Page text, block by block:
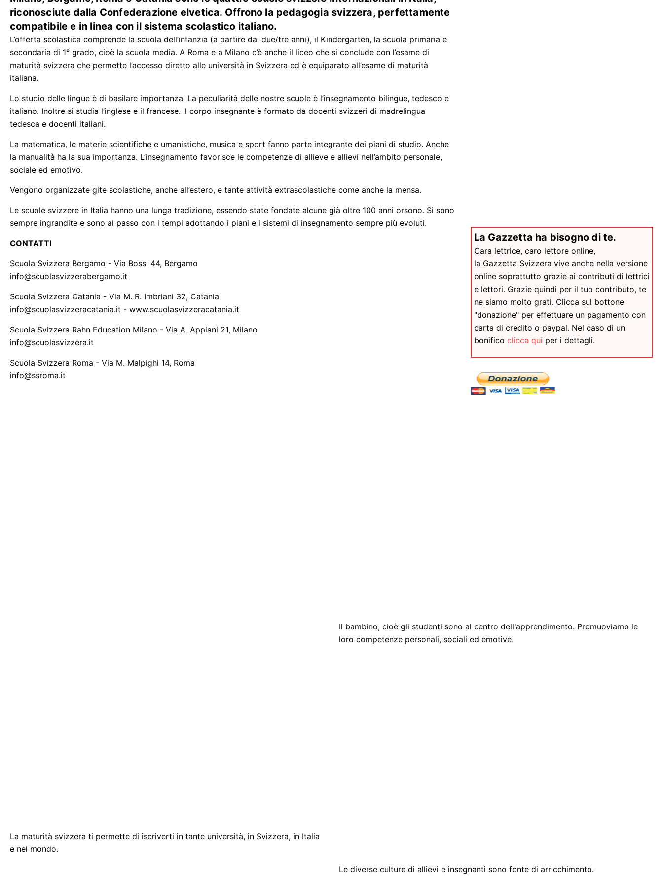
riconosciute dalla Confederazione elvetica. Offrono la pedagogia svizzera, perfettamente
compatibile e in linea con il sistema scolastico italiano.
L’offerta scolastica comprende la scuola dell’infanzia (a partire dai due/tre anni), il Kindergarten, la scuola primaria e
secondaria di 1° grado, cioè la scuola media. A Roma e a Milano c’è anche il liceo che si conclude con l’esame di
maturità svizzera che permette l’accesso diretto alle università in Svizzera ed è equiparato all’esame di maturità
italiana.
Lo studio delle lingue è di basilare importanza. La peculiarità delle nostre scuole è l’insegnamento bilingue, tedesco e
italiano. Inoltre si studia l’inglese e il francese. Il corpo insegnante è formato da docenti svizzeri di madrelingua
tedesca e docenti italiani.
La matematica, le materie scientifiche e umanistiche, musica e sport fanno parte integrante dei piani di studio. Anche
la manualità ha la sua importanza. L’insegnamento favorisce le competenze di allieve e allievi nell’ambito personale,
sociale ed emotivo.
Vengono organizzate gite scolastiche, anche all’estero, e tante attività extrascolastiche come anche la mensa.
Le scuole svizzere in Italia hanno una lunga tradizione, essendo state fondate alcune già oltre 100 anni orsono. Si sono
sempre ingrandite e sono al passo con i tempi adottando i piani e i sistemi di insegnamento sempre più evoluti.
CONTATTI
Scuola Svizzera Bergamo - Via Bossi 44, Bergamo
info@scuolasvizzerabergamo.it
Scuola Svizzera Catania - Via M. R. Imbriani 32, Catania
info@scuolasvizzeracatania.it - www.scuolasvizzeracatania.it
Scuola Svizzera Rahn Education Milano - Via A. Appiani 21, Milano
info@scuolasvizzera.it
Scuola Svizzera Roma - Via M. Malpighi 14, Roma
info@ssroma.it
La Gazzetta ha bisogno di te.
Cara lettrice, caro lettore online,
la Gazzetta Svizzera vive anche nella versione
online soprattutto grazie ai contributi di lettrici
e lettori. Grazie quindi per il tuo contributo, te
ne siamo molto grati. Clicca sul bottone
"donazione" per effettuare un pagamento con
carta di credito o paypal. Nel caso di un
bonifico clicca qui per i dettagli.
La maturità svizzera ti permette di iscriverti in tante università, in Svizzera, in Italia
e nel mondo.
Il bambino, cioè gli studenti sono al centro dell'apprendimento. Promuoviamo le
loro competenze personali, sociali ed emotive.
Le diverse culture di allievi e insegnanti sono fonte di arricchimento.